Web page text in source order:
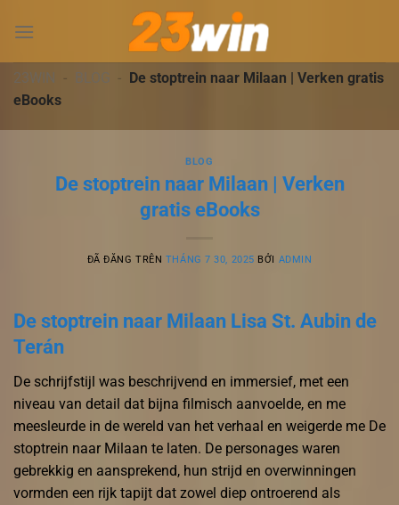
đến
dung23WIN - BLOG - De stoptrein naar Milaan | Verken gratis
eBooks
BLOG
De stoptrein naar Milaan | Verken
gratis eBooks
ĐÃ ĐĂNG TRÊN THÁNG 7 30, 2025 BỞI ADMIN
De stoptrein naar Milaan Lisa St. Aubin de
Terán
De schrijfstijl was beschrijvend en immersief, met een
niveau van detail dat bijna filmisch aanvoelde, en me
meesleurde in de wereld van het verhaal en weigerde me De
stoptrein naar Milaan te laten. De personages waren
gebrekkig en aansprekend, hun strijd en overwinningen
vormden een rijk tapijt dat zowel diep ontroerend als